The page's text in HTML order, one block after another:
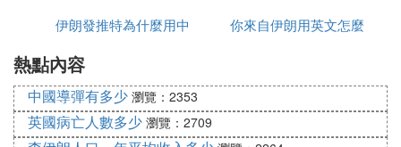
素及銅。
4. 魚子醬：魚子醬是世界三大最昂貴食品之一，與藏
紅花乾粉、黑松露並列。它以其豐富的口感、細膩而
不油膩的質地和充滿味蕾的香味而聞名。每一勺魚子
醬不僅是一種味覺的享受，同時也是優秀的解酒劑和
毒有多少
為什麼都高
伊朗發推特為什麼用中
你來自伊朗用英文怎麼
熱點內容
中國導彈有多少 瀏覽：2353
英國病亡人數多少 瀏覽：2709